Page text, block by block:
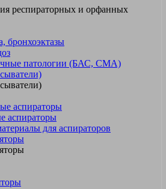
респираторных и орфанных
бронхоэктазы
патологии (БАС, СМА)
аспираторы
аспираторы
для аспираторов